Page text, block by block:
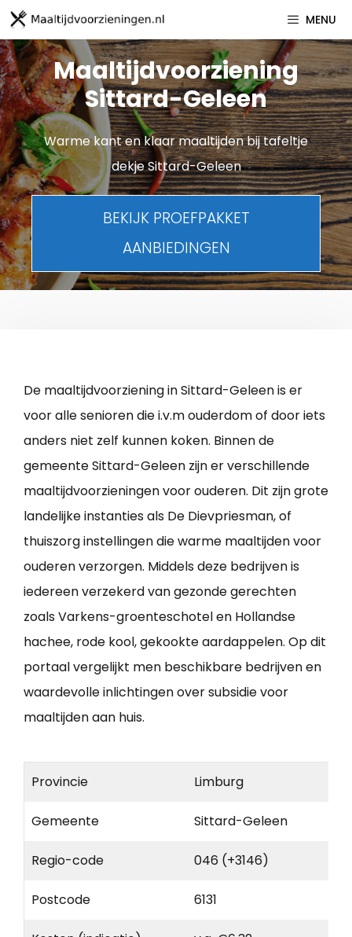
Spring
naar
inhoud
MENU
Maaltijdvoorziening
Sittard-Geleen
Warme kant en klaar maaltijden bij tafeltje
dekje Sittard-Geleen
BEKIJK PROEFPAKKET
AANBIEDINGEN
De maaltijdvoorziening in Sittard-Geleen is er
voor alle senioren die i.v.m ouderdom of door iets
anders niet zelf kunnen koken. Binnen de
gemeente Sittard-Geleen zijn er verschillende
maaltijdvoorzieningen voor ouderen. Dit zijn grote
landelijke instanties als De Dievpriesman, of
thuiszorg instellingen die warme maaltijden voor
ouderen verzorgen. Middels deze bedrijven is
iedereen verzekerd van gezonde gerechten
zoals Varkens-groenteschotel en Hollandse
hachee, rode kool, gekookte aardappelen. Op dit
portaal vergelijkt men beschikbare bedrijven en
waardevolle inlichtingen over subsidie voor
maaltijden aan huis.
Provincie Limburg
Gemeente Sittard-Geleen
Regio-code 046 (+3146)
Postcode 6131